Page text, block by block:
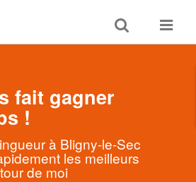
Toggle
search
Toggle
fait gagner
!
à Bligny-le-Sec
les meilleurs
de moi